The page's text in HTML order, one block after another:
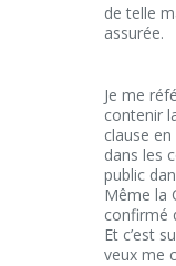
de telle
assurée.
Je me
contenir
clause
dans les
public
Même la
confirmé
Et c’est
veux me